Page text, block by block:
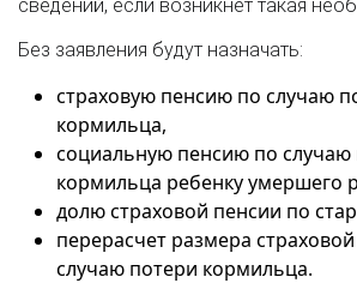
сведений, если возникнет такая
Без заявления будут назначать:
страховую пенсию по случаю
кормильца,
социальную пенсию по случаю
кормильца ребенку умершего
долю страховой пенсии по
перерасчет размера
случаю потери кормильца.